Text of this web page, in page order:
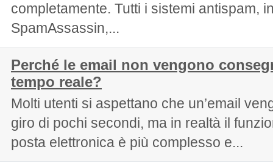
completamente. Tutti i sistemi antispam,
SpamAssassin,...
Perché le email non vengono
tempo reale?
Molti utenti si aspettano che un’email
giro di pochi secondi, ma in realtà il
posta elettronica è più complesso e...